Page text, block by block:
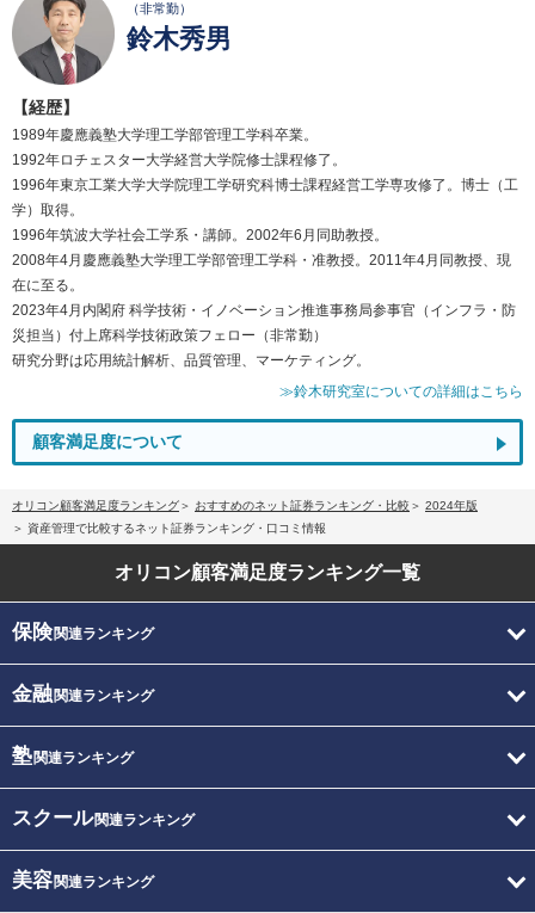
（非常勤）
鈴木秀男
【経歴】
1989年慶應義塾大学理工学部管理工学科卒業。
1992年ロチェスター大学経営大学院修士課程修了。
1996年東京工業大学大学院理工学研究科博士課程経営工学専攻修了。博士（工
学）取得。
1996年筑波大学社会工学系・講師。2002年6月同助教授。
2008年4月慶應義塾大学理工学部管理工学科・准教授。2011年4月同教授、現
在に至る。
2023年4月内閣府 科学技術・イノベーション推進事務局参事官（インフラ・防
災担当）付上席科学技術政策フェロー（非常勤）
研究分野は応用統計解析、品質管理、マーケティング。
≫鈴木研究室についての詳細はこちら
顧客満足度について
オリコン顧客満足度ランキング おすすめのネット証券ランキング・比較
2024年版
資産管理で比較するネット証券ランキング・口コミ情報
オリコン顧客満足度ランキング一覧
保険関連ランキング
金融関連ランキング
塾関連ランキング
スクール関連ランキング
美容関連ランキング